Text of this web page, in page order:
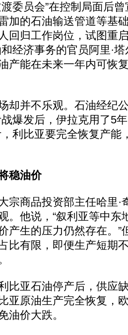
员会”在控制局面后曾
加的石油输送管道等基
回归工作岗位，试图重
经济事务的官员阿里·
产能在未来一年内可恢
并不乐观。石油经纪公
爆发后，伊拉克用了5
利比亚要完全恢复产能
稳油价
商品投资部主任哈里·
。他说，“叙利亚等中东
产生的压力仍然存在。”
比有限，即便生产短期
亚石油停产后，供应
亚原油生产完全恢复，
油价大跌。